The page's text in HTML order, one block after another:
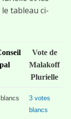
tableau ci-
Vote de
Malakoff
Plurielle
3 votes
blancs